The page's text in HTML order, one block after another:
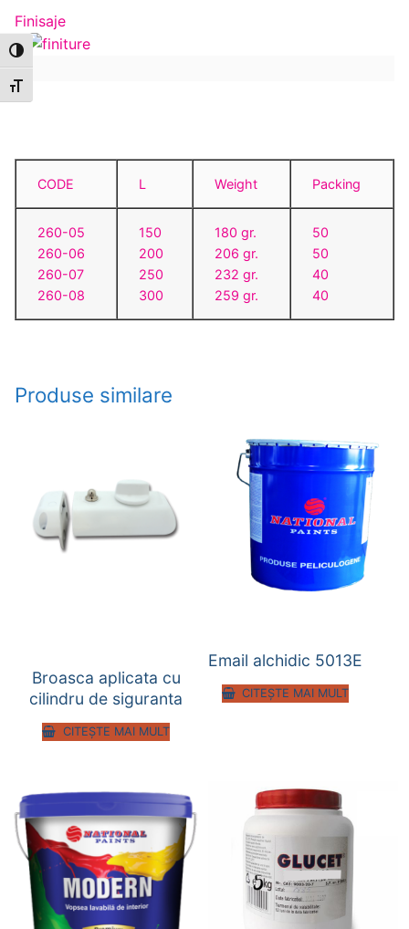
Toggle High Contrast
Toggle Font size
Finisaje
Zi
CODE L Weight Packing
260-05
260-06
260-07
260-08
150
200
250
300
180 gr.
206 gr.
232 gr.
259 gr.
50
50
40
40
Produse similare
Broasca aplicata cu
cilindru de siguranta
CITEȘTE MAI MULT
Email alchidic 5013E
CITEȘTE MAI MULT